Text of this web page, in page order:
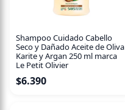
Shampoo Cuidado Cabello
Seco y Dañado Aceite de Oliva
Karite y Argan 250 ml marca
Le Petit Olivier
$6.390